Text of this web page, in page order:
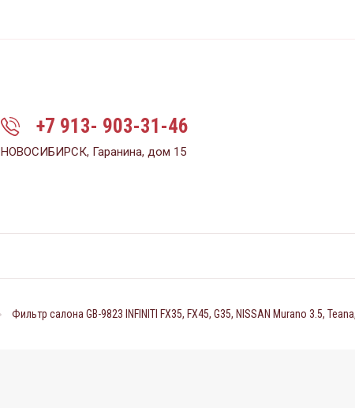
+7 913- 903-31-46
НОВОСИБИРСК, Гаранина, дом 15
Фильтр салона GB-9823 INFINITI FX35, FX45, G35, NISSAN Murano 3.5,